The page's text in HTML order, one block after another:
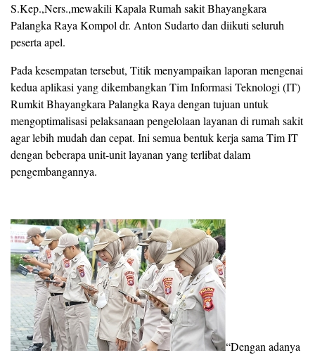
S.Kep.,Ners.,mewakili Kapala Rumah sakit Bhayangkara
Palangka Raya Kompol dr. Anton Sudarto dan diikuti seluruh
peserta apel.
Pada kesempatan tersebut, Titik menyampaikan laporan mengenai
kedua aplikasi yang dikembangkan Tim Informasi Teknologi (IT)
Rumkit Bhayangkara Palangka Raya dengan tujuan untuk
mengoptimalisasi pelaksanaan pengelolaan layanan di rumah sakit
agar lebih mudah dan cepat. Ini semua bentuk kerja sama Tim IT
dengan beberapa unit-unit layanan yang terlibat dalam
pengembangannya.
“Dengan adanya